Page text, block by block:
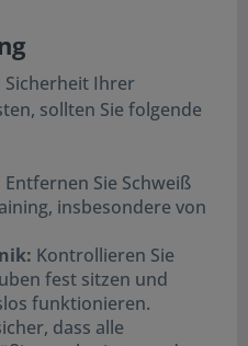
Sicherheit Ihrer
sollten Sie folgende
Entfernen Sie Schweiß
insbesondere von
Kontrollieren Sie
fest sitzen und
funktionieren.
dass alle